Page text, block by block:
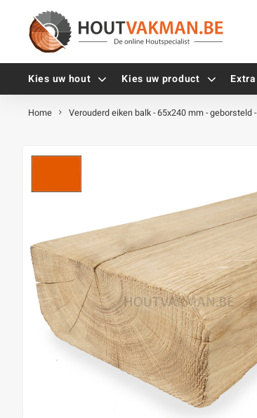
Kies uw hout Kies uw product Extra
Tellerkopschroeven
Verzinkte schroeven
Zwarte schroeven
Alle vijzen
Hoekankers
B-fix
PuraFix
Houten
Home Verouderd eiken balk - 65x240 mm - geborsteld